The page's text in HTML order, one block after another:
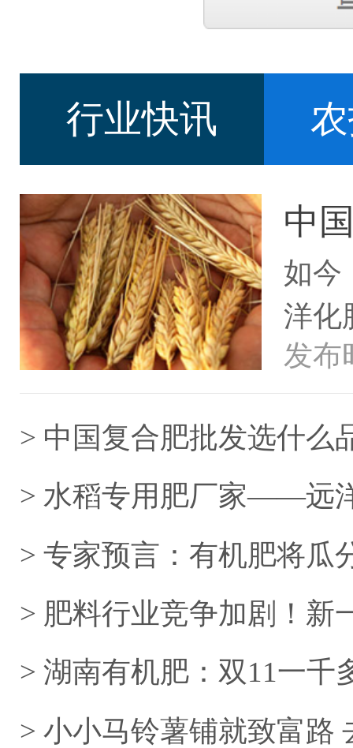
行业快讯
中
如今
洋化
海外
发布
> 中国复合肥批发选什么
> 水稻专用肥厂家——远
> 专家预言：有机肥将瓜
> 肥料行业竞争加剧！新
立足？
> 湖南有机肥：双11一千
> 小小马铃薯铺就致富路